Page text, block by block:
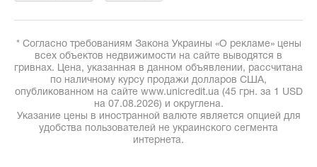
* Согласно требованиям Закона Украины «О рекламе» цены
всех объектов недвижимости на сайте выводятся в
гривнах. Цена, указанная в данном объявлении, рассчитана
по наличному курсу продажи долларов США,
опубликованном на сайте www.unicredit.ua (45 грн. за 1 USD
на 07.08.2026) и округлена.
Указание цены в иностранной валюте является опцией для
удобства пользователей не украинского сегмента
интернета.